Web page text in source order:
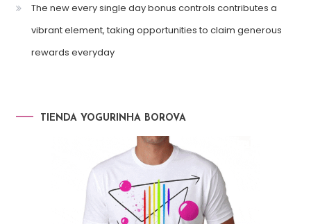
The new every single day bonus controls contributes a
vibrant element, taking opportunities to claim generous
rewards everyday
TIENDA YOGURINHA BOROVA